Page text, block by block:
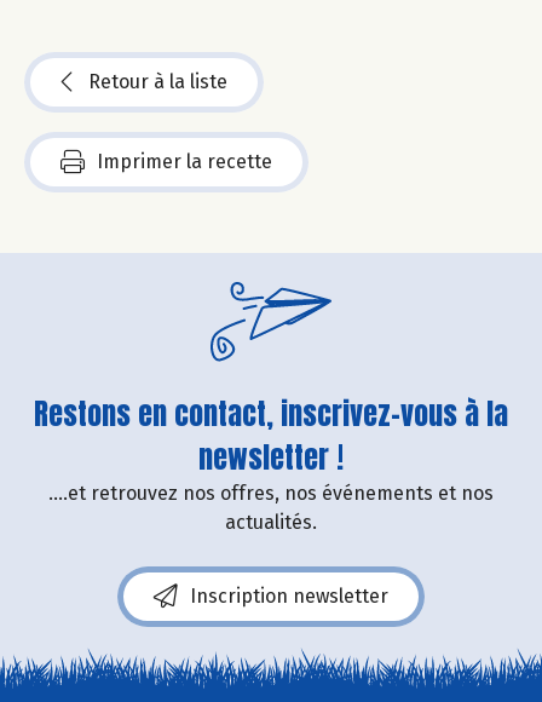
Retour à la liste
Imprimer la recette
Restons en contact, inscrivez-vous à la
newsletter !
....et retrouvez nos offres, nos événements et nos
actualités.
Inscription newsletter